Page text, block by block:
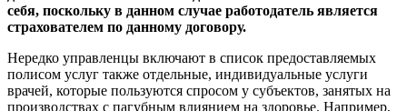
себя, поскольку в данном случае работодатель является
страхователем по данному договору.
Нередко управленцы включают в список предоставляемых
полисом услуг также отдельные, индивидуальные услуги
врачей, которые пользуются спросом у субъектов, занятых на
производствах с пагубным влиянием на здоровье. Например,